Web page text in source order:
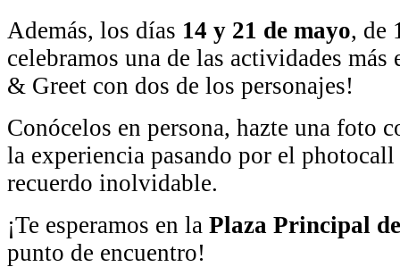
Además, los días 14 y 21 de mayo, de
celebramos una de las actividades más
& Greet con dos de los personajes!
Conócelos en persona, hazte una foto
la experiencia pasando por el
recuerdo inolvidable.
¡Te esperamos en la Plaza Principal
punto de encuentro!